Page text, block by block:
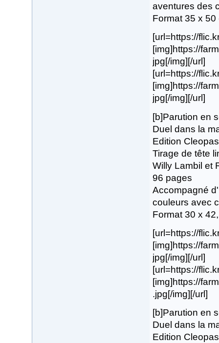
aventures des
Format 35 x 50
[url=https://
[img]https://
jpg[/img][/url]
[url=https://
[img]https://
jpg[/img][/url]
[b]Parution en
Duel dans la
Edition Cleopas
Tirage de tête
Willy Lambil et
96 pages
Accompagné
couleurs avec
Format 30 x
[url=https://
[img]https://
jpg[/img][/url]
[url=https://
[img]https://
.jpg[/img][/url]
[b]Parution en
Duel dans la
Edition Cleopas